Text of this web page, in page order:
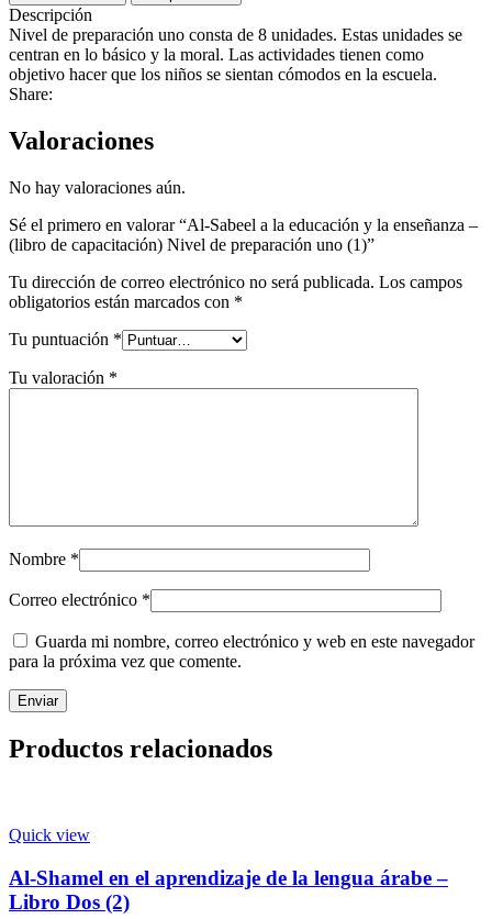
a
la
educación
y
la
enseñanza
(libro
capacitación)
de
preparación
(1)
cantidad
Descripción
Nivel de preparación uno consta de 8 unidades. Estas unidades se
centran en lo básico y la moral. Las actividades tienen como
objetivo hacer que los niños se sientan cómodos en la escuela.
Share:
Valoraciones
No hay valoraciones aún.
Sé el primero en valorar “Al-Sabeel a la educación y la enseñanza –
(libro de capacitación) Nivel de preparación uno (1)”
Tu dirección de correo electrónico no será publicada. Los campos
obligatorios están marcados con *
Tu puntuación *
Tu valoración *
Nombre *
Correo electrónico *
Guarda mi nombre, correo electrónico y web en este navegador
para la próxima vez que comente.
Productos relacionados
Quick view
Al-Shamel en el aprendizaje de la lengua árabe –
Libro Dos (2)